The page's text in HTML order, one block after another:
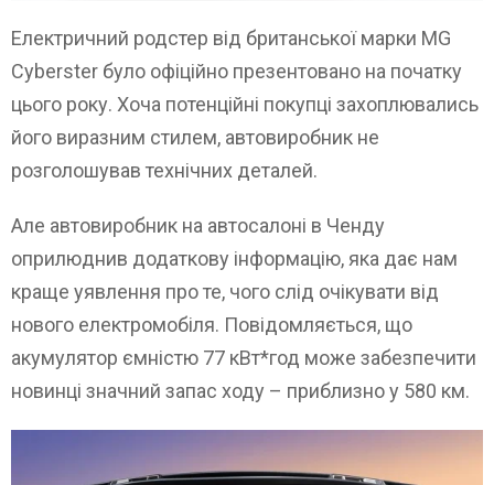
Електричний родстер від британської марки MG
Cyberster було офіційно презентовано на початку
цього року. Хоча потенційні покупці захоплювались
його виразним стилем, автовиробник не
розголошував технічних деталей.
Але автовиробник на автосалоні в Ченду
оприлюднив додаткову інформацію, яка дає нам
краще уявлення про те, чого слід очікувати від
нового електромобіля. Повідомляється, що
акумулятор ємністю 77 кВт*год може забезпечити
новинці значний запас ходу – приблизно у 580 км.